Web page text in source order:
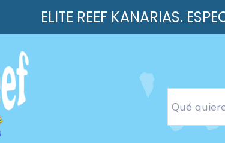
ELITE REEF KANARIAS.